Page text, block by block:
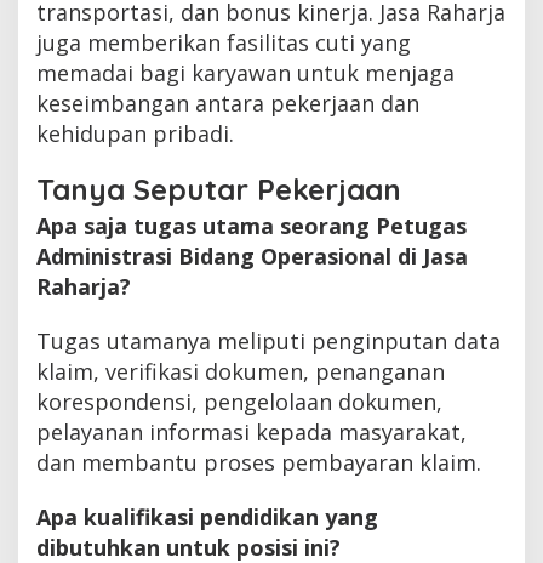
transportasi, dan bonus kinerja. Jasa Raharja
juga memberikan fasilitas cuti yang
memadai bagi karyawan untuk menjaga
keseimbangan antara pekerjaan dan
kehidupan pribadi.
Tanya Seputar Pekerjaan
Apa saja tugas utama seorang Petugas
Administrasi Bidang Operasional di Jasa
Raharja?
Tugas utamanya meliputi penginputan data
klaim, verifikasi dokumen, penanganan
korespondensi, pengelolaan dokumen,
pelayanan informasi kepada masyarakat,
dan membantu proses pembayaran klaim.
Apa kualifikasi pendidikan yang
dibutuhkan untuk posisi ini?